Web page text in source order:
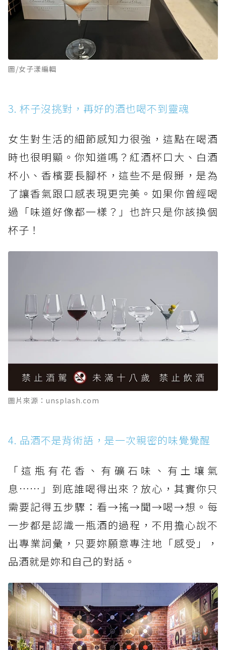
圖/女子漾編輯
3. 杯子沒挑對，再好的酒也喝不到靈魂
女生對生活的細節感知力很強，這點在喝酒
時也很明顯。你知道嗎？紅酒杯口大、白酒
杯小、香檳要長腳杯，這些不是假掰，是為
了讓香氣跟口感表現更完美。如果你曾經喝
過「味道好像都一樣？」也許只是你該換個
杯子！
圖片來源：unsplash.com
4. 品酒不是背術語，是一次親密的味覺覺醒
「這瓶有花香、有礦石味、有土壤氣
息……」到底誰喝得出來？放心，其實你只
需要記得五步驟：看→搖→聞→喝→想。每
一步都是認識一瓶酒的過程，不用擔心說不
出專業詞彙，只要妳願意專注地「感受」，
品酒就是妳和自己的對話。